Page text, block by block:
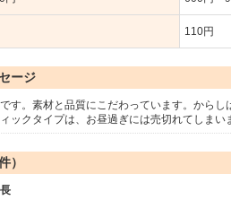
110円
ージ
す。素材と品質にこだわっています。から
ックタイプは、お昼過ぎには売切れてしまい
）